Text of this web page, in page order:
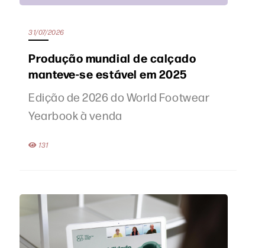
31/07/2026
Produção mundial de calçado
manteve-se estável em 2025
Edição de 2026 do World Footwear
Yearbook à venda
131